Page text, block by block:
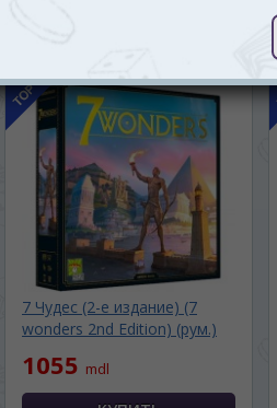
7 Чудес (2-е издание) (7
wonders 2nd Edition) (рум.)
1055 mdl